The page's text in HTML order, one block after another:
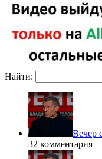
Найти:
Вечер
32 комментария